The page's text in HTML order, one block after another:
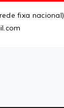
fixa nacional)
.com